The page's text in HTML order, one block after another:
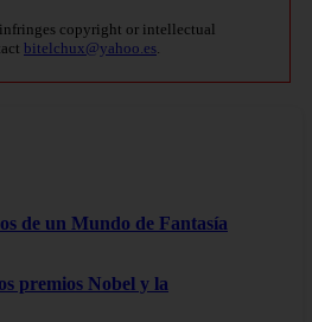
copyright or intellectual
bitelchux@yahoo.es.
de un Mundo de Fantasía
premios Nobel y la